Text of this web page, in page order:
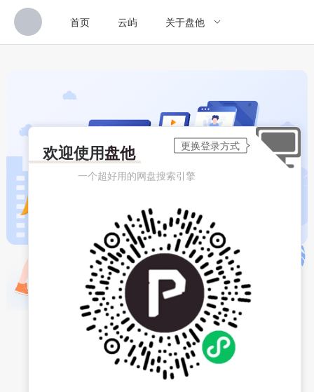
首页 云屿 关于盘他
欢迎使用盘他
一个超好用的网盘搜索引擎